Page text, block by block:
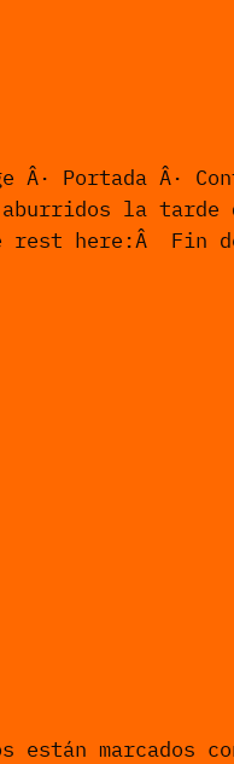
Portada Â·
la tarde
rest here:Â Fin
están marcados